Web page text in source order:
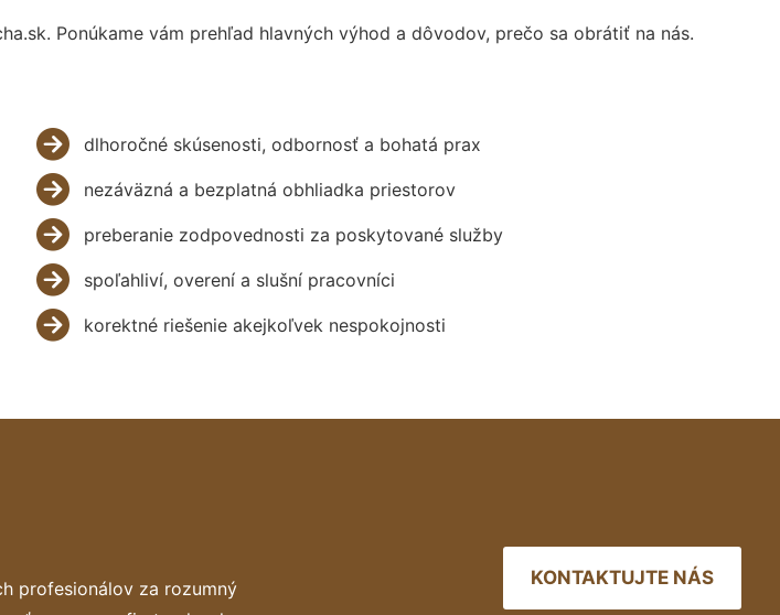
Ponúkame vám prehľad hlavných výhod a dôvodov, prečo sa obrátiť na nás.
dlhoročné skúsenosti, odbornosť a bohatá prax
nezáväzná a bezplatná obhliadka priestorov
preberanie zodpovednosti za poskytované služby
spoľahliví, overení a slušní pracovníci
korektné riešenie akejkoľvek nespokojnosti
profesionálov za rozumný
KONTAKTUJTE NÁS